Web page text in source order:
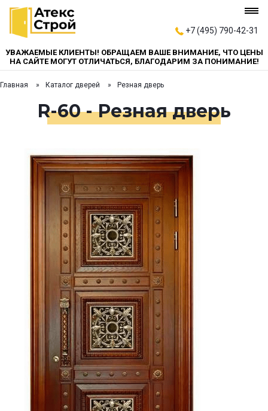
+7 (495) 790-42-31
УВАЖАЕМЫЕ КЛИЕНТЫ! ОБРАЩАЕМ ВАШЕ ВНИМАНИЕ, ЧТО ЦЕНЫ
НА САЙТЕ МОГУТ ОТЛИЧАТЬСЯ, БЛАГОДАРИМ ЗА ПОНИМАНИЕ!
Главная Каталог дверей Резная дверь
R-60 - Резная дверь